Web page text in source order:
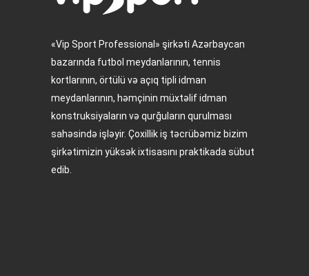
«Vip Sport Professional» şirkəti Azərbaycan
bazarında futbol meydanlarının, tennis
kortlarının, örtülü və açıq tipli idman
meydanlarının, həmçinin müxtəlif idman
konstruksiyaların və qurğuların qurulması
sahəsində işləyir. Çoxillik iş təcrübəmiz bizim
şirkətimizin yüksək ixtisasını praktikada sübut
edib.